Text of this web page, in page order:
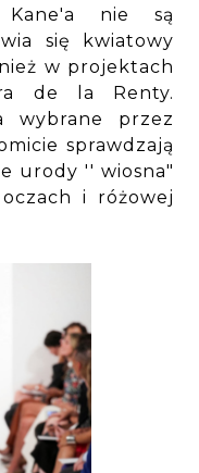
Kane'a nie są
się kwiatowy
w projektach
de la Renty.
wybrane przez
sprawdzają
urody '' wiosna"
i różowej